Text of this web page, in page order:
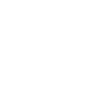
н.р.